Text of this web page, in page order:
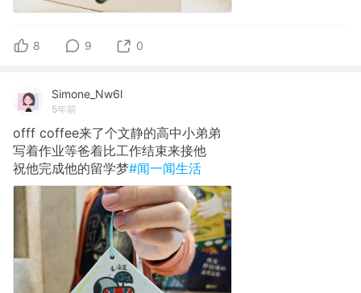
8 9 0
Simone_Nw6l
5年前
offf coffee来了个文静的高中小弟弟
写着作业等爸着比工作结束来接他
祝他完成他的留学梦#闻一闻生活